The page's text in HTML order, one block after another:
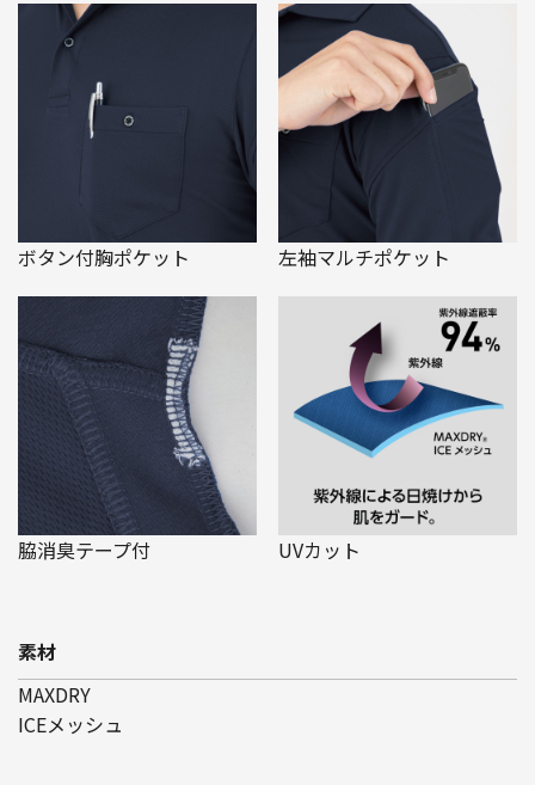
ボタン付胸ポケット 左袖マルチポケット
脇消臭テープ付 UVカット
素材
MAXDRY
ICEメッシュ